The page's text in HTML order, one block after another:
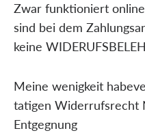
Zwar funktioniert
sind bei dem
keine
Meine wenigkeit
tatigen Widerrufsrecht
Entgegnung